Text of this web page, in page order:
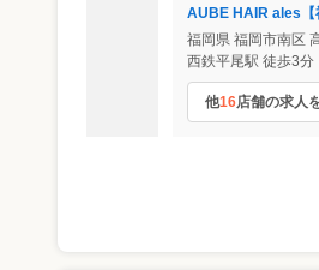
AUBE HAIR ales【
福岡県 福岡市南区
西鉄平尾駅 徒歩3分
他16店舗の求人